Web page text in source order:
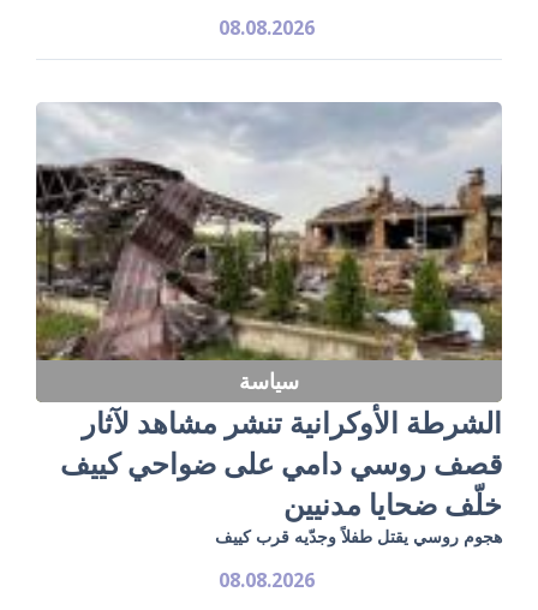
08.08.2026
سياسة
الشرطة الأوكرانية تنشر مشاهد لآثار
قصف روسي دامي على ضواحي كييف
خلّف ضحايا مدنيين
هجوم روسي يقتل طفلاً وجدّيه قرب كييف
08.08.2026